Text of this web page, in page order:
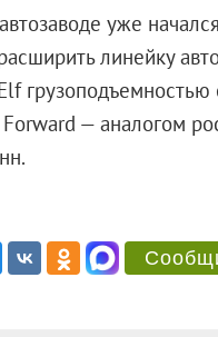
уже
линейку
— аналогом
тонн.